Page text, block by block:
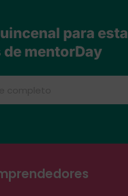
para
mentorDay